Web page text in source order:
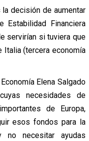
decisión de aumentar
Estabilidad Financiera
servirían si tuviera que
Italia (tercera economía
Elena Salgado
necesidades de
de Europa,
esos fondos para la
no necesitar ayudas